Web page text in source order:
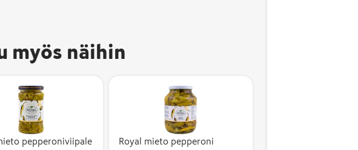
myös näihin
pepperoniviipale
Royal mieto pepperoni